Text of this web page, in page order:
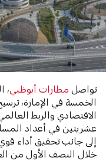
تواصلمطارات أبوظبي ،
الخمسة في الإمارة،
الاقتصادي والربط
عشريتين في أعداد
إلى جانب تحقيق أداء
خلال النصف الأول من العام